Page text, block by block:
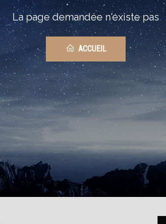
La page demandée n'existe pas
ACCUEIL